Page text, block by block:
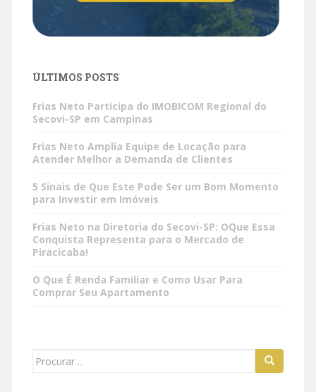
ÚLTIMOS POSTS
Frias Neto Participa do IMOBICOM Regional do
Secovi-SP em Campinas
Frias Neto Amplia Equipe de Locação para
Atender Melhor a Demanda de Clientes
5 Sinais de Que Este Pode Ser um Bom Momento
para Investir em Imóveis
Frias Neto na Diretoria do Secovi-SP: OQue Essa
Conquista Representa para o Mercado de
Piracicaba!
O Que É Renda Familiar e Como Usar Para
Comprar Seu Apartamento
Search